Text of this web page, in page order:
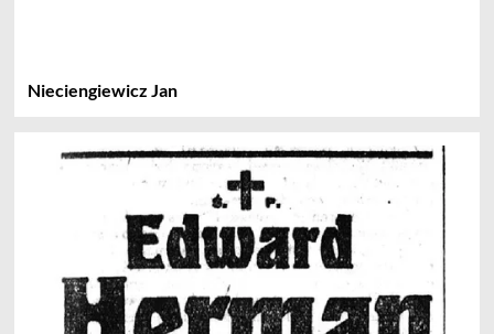
Nieciengiewicz Jan